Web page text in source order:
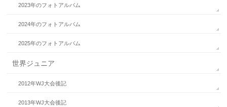
2023年のフォトアルバム
2024年のフォトアルバム
2025年のフォトアルバム
世界ジュニア
2012年WJ大会後記
2013年WJ大会後記